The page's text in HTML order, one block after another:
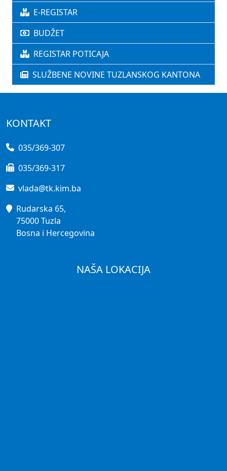
E-REGISTAR
BUDŽET
REGISTAR POTICAJA
SLUŽBENE NOVINE TUZLANSKOG KANTONA
KONTAKT
035/369-307
035/369-317
vlada@tk.kim.ba
Rudarska 65,
75000 Tuzla
Bosna i Hercegovina
NAŠA LOKACIJA